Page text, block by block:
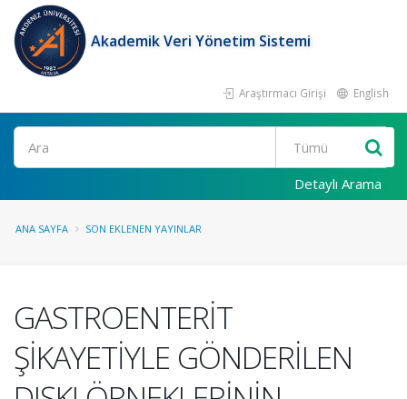
Akademik Veri Yönetim Sistemi
Araştırmacı Girişi English
Ara
Detaylı Arama
ANA SAYFA SON EKLENEN YAYINLAR
GASTROENTERİT
ŞİKAYETİYLE GÖNDERİLEN